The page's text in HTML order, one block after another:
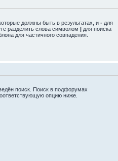
должны быть в результатах, и - для
разделить слова символом | для поиска
для частичного совпадения.
поиск. Поиск в подфорумах
опцию ниже.